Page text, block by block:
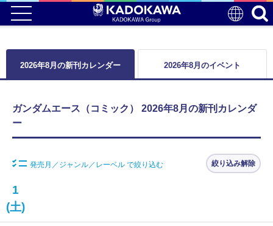
2026年8月の新刊カレンダー 2026年8月のイベント
ガンダムエース（コミック） 2026年8月の新刊カレンダ
ー
発売月／ジャンル／レーベル で絞り込む 絞り込み解除
1
(土)